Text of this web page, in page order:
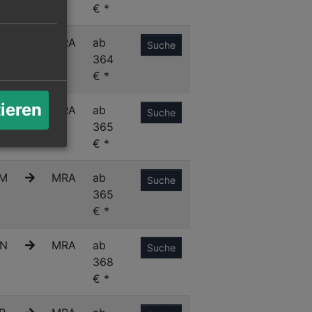
€ *
MRA
ab
364
€ *
Suche
MRA
ab
365
€ *
Suche
MRA
ab
365
€ *
Suche
MRA
ab
368
€ *
Suche